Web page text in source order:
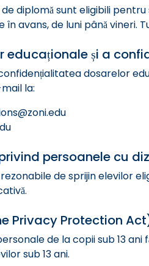
diplomă sunt eligibili
avans, de luni până vineri.
educaționale și a
dosarelor
la:
persoanele cu
de sprijin elevilor
Privacy Protection
de la copii sub 13
sub 13 ani.